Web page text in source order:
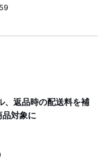
、返品時の配送料を補
対象に